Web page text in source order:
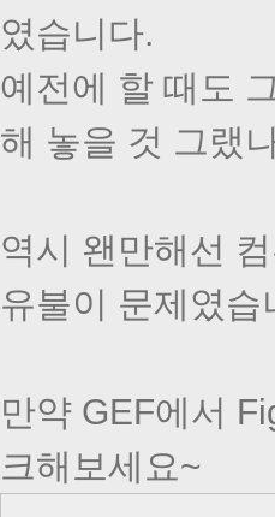
였습니다.
예전에 할 때도
해 놓을 것 그랬
역시 왠만해선
유불이 문제였습
만약 GEF에서
크해보세요~